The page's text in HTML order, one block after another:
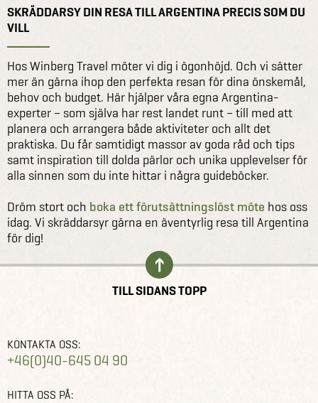
SKRÄDDARSY DIN RESA TILL ARGENTINA PRECIS SOM DU
VILL
Hos Winberg Travel möter vi dig i ögonhöjd. Och vi sätter
mer än gärna ihop den perfekta resan för dina önskemål,
behov och budget. Här hjälper våra egna Argentina-
experter – som själva har rest landet runt – till med att
planera och arrangera både aktiviteter och allt det
praktiska. Du får samtidigt massor av goda råd och tips
samt inspiration till dolda pärlor och unika upplevelser för
alla sinnen som du inte hittar i några guideböcker.
Dröm stort och boka ett förutsättningslöst möte hos oss
idag. Vi skräddarsyr gärna en äventyrlig resa till Argentina
för dig!
TILL SIDANS TOPP
KONTAKTA OSS:
+46(0)40-645 04 90
HITTA OSS PÅ: